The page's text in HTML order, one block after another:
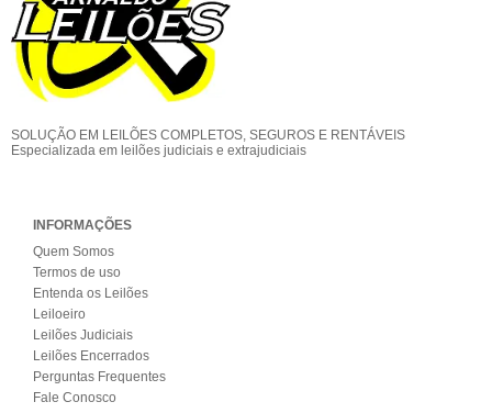
SOLUÇÃO EM LEILÕES COMPLETOS, SEGUROS E RENTÁVEIS
Especializada em leilões judiciais e extrajudiciais
INFORMAÇÕES
Quem Somos
Termos de uso
Entenda os Leilões
Leiloeiro
Leilões Judiciais
Leilões Encerrados
Perguntas Frequentes
Fale Conosco